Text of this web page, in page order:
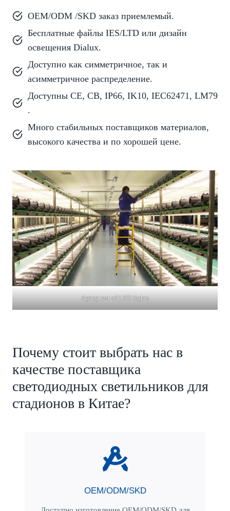
OEM/ODM /SKD заказ приемлемый.
Бесплатные файлы IES/LTD или дизайн
освещения Dialux.
Доступно как симметричное, так и
асимметричное распределение.
Доступны CE, CB, IP66, IK10, IEC62471, LM79
.
Много стабильных поставщиков материалов,
высокого качества и по хорошей цене.
Aging test of LED lights
Почему стоит выбрать нас в
качестве поставщика
светодиодных светильников для
стадионов в Китае?
OEM/ODM/SKD